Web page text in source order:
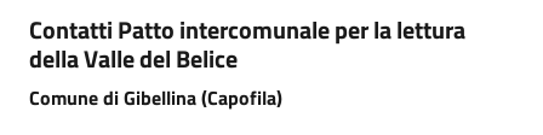
Contatti Patto intercomunale per la lettura
della Valle del Belice
Comune di Gibellina (Capofila)